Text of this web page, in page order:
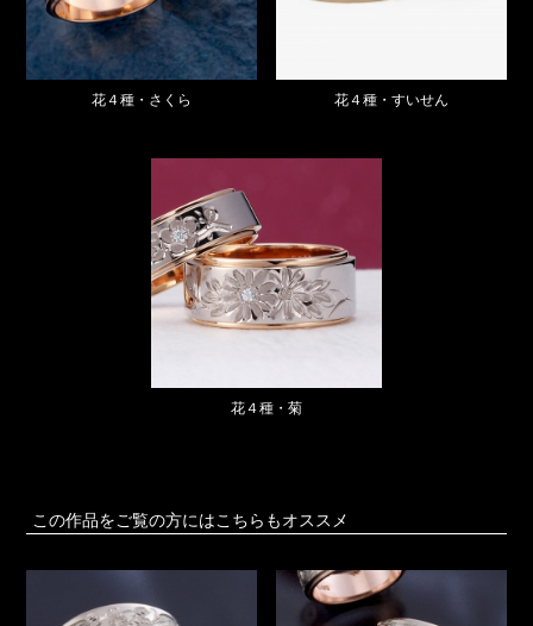
花４種・さくら 花４種・すいせん
花４種・菊
この作品をご覧の方にはこちらもオススメ